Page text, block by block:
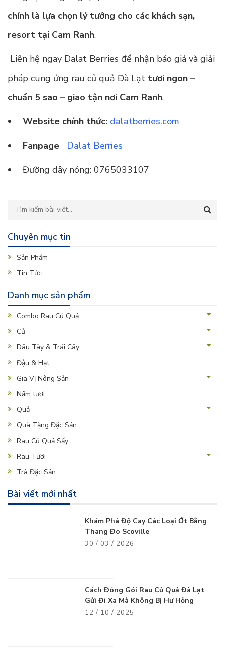
chính là lựa chọn lý tưởng cho các khách sạn,
resort tại Cam Ranh.
Liên hệ ngay Dalat Berries để nhận báo giá và giải
pháp cung ứng rau củ quả Đà Lạt tươi ngon –
chuẩn 5 sao – giao tận nơi Cam Ranh.
Website chính thức: dalatberries.com
Fanpage Dalat Berries
Đường dây nóng: 0765033107
Chuyên mục tin
Sản Phẩm
Tin Tức
Danh mục sản phẩm
Combo Rau Củ Quả
Củ
Dâu Tây & Trái Cây
Đậu & Hạt
Gia Vị Nông Sản
Nấm tươi
Quả
Quà Tặng Đặc Sản
Rau Củ Quả Sấy
Rau Tươi
Trà Đặc Sản
Bài viết mới nhất
Khám Phá Độ Cay Các Loại Ớt Bằng
Thang Đo Scoville
30 / 03 / 2026
Cách Đóng Gói Rau Củ Quả Đà Lạt
Gửi Đi Xa Mà Không Bị Hư Hỏng
12 / 10 / 2025